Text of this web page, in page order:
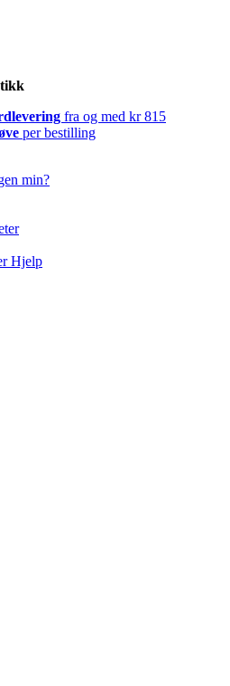
fra og med kr 815
per bestilling
min?
Hjelp